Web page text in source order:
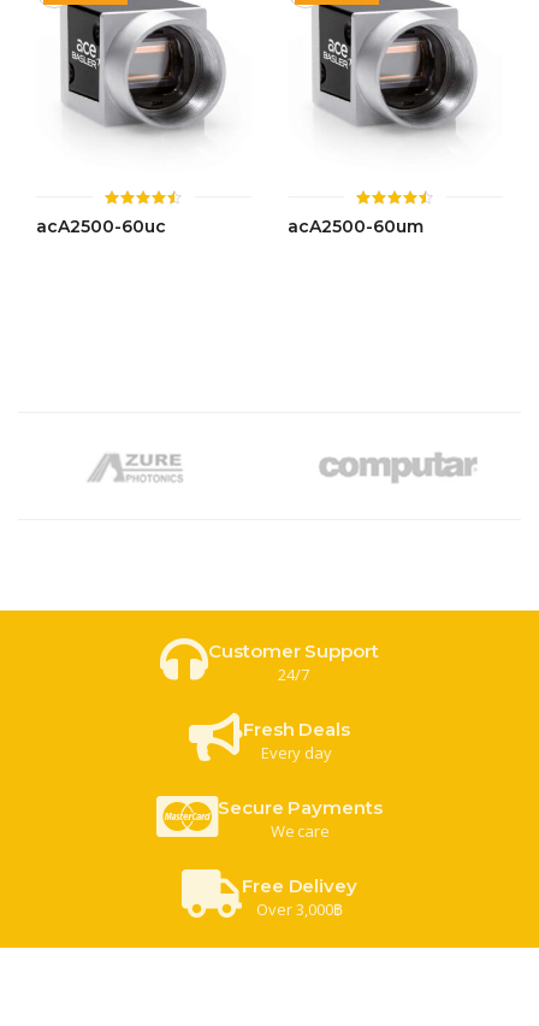
ให้
คะแนน
acA2500-60uc
ให้
คะแนน
acA2500-60um
Customer Support
24/7
Fresh Deals
Every day
Secure Payments
We care
Free Delivey
Over 3,000฿